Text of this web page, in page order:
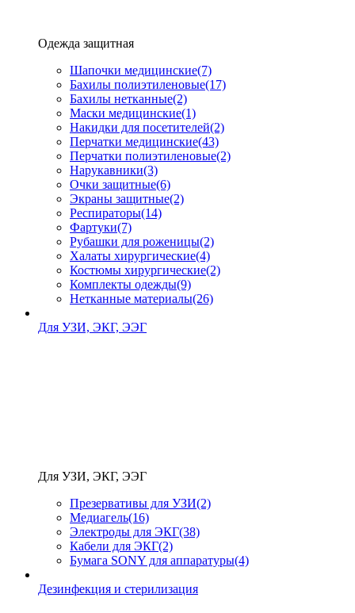
Одежда защитная
Шапочки медицинские(7)
Бахилы полиэтиленовые(17)
Бахилы нетканные(2)
Маски медицинские(1)
Накидки для посетителей(2)
Перчатки медицинские(43)
Перчатки полиэтиленовые(2)
Нарукавники(3)
Очки защитные(6)
Экраны защитные(2)
Рeспираторы(14)
Фартуки(7)
Рубашки для роженицы(2)
Халаты хирургические(4)
Костюмы хирургические(2)
Комплекты одежды(9)
Нетканные материалы(26)
Для УЗИ, ЭКГ, ЭЭГ
Для УЗИ, ЭКГ, ЭЭГ
Презервативы для УЗИ(2)
Медиагель(16)
Электроды для ЭКГ(38)
Кабели для ЭКГ(2)
Бумага SONY для аппаратуры(4)
Дезинфекция и стерилизация